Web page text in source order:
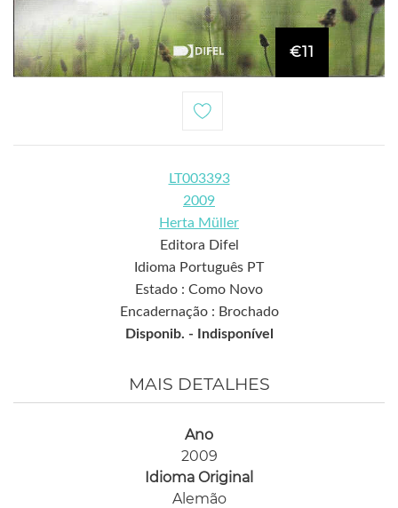
€11
LT003393
2009
Herta Müller
Editora Difel
Idioma Português PT
Estado : Como Novo
Encadernação : Brochado
Disponib. -
Indisponível
MAIS DETALHES
Ano
2009
Idioma Original
Alemão